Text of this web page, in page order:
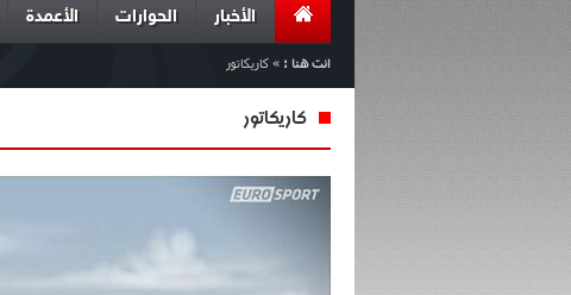
الأخبار الحوارات الأعمدة
انت هنا : » كاريكاتور
كاريكاتور